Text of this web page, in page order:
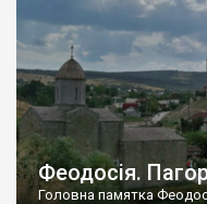
Феодосія.
Головна памятка